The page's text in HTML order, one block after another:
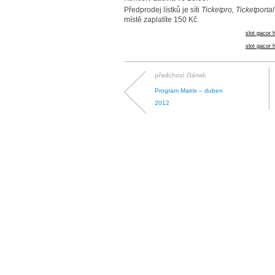
Předprodej lístků je síti Ticketpro,
místě zaplatíte 150 Kč.
slot gacor
slot gacor
Program Matrix – duben
2012